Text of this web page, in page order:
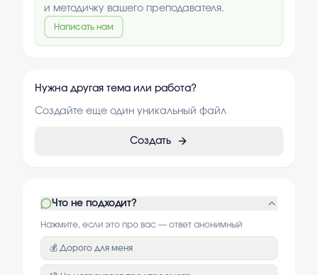
и методичку вашего преподавателя.
Написать нам
Нужна другая тема или работа?
Создайте еще один уникальный файл
Создать
Что не подходит?
Нажмите, если это про вас — ответ анонимный
💰 Дорого для меня